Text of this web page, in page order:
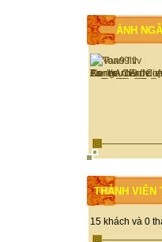
ẢNH
THÀNH VIÊN
15 khách và 0